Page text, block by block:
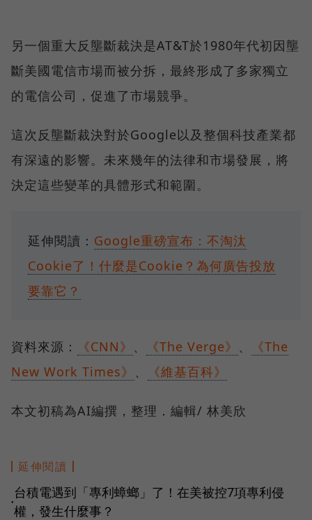
另一個重大反壟斷裁決是AT&T於1980年代初因壟
斷美國電信市場而被分拆，最終形成了多家獨立
的電信公司，促進了市場競爭。
這次反壟斷裁決對於Google以及整個科技產業都
有深遠的影響。未來幾年的法律和市場發展，將
決定這些變革的具體形式和範圍。
延伸閱讀： Google重磅宣布：不淘汰
Cookie了！什麼是Cookie？為何廣告投放
要靠它？
資料來源： 《CNN》 《The Verge》
《The
New Work Times》
《維基百科》
本文初稿為AI編撰，整理．編輯/ 林美欣
延伸閱讀
●
台積電遇到「專利蟑螂」了！在美被控7項專利侵
權，發生什麼事？